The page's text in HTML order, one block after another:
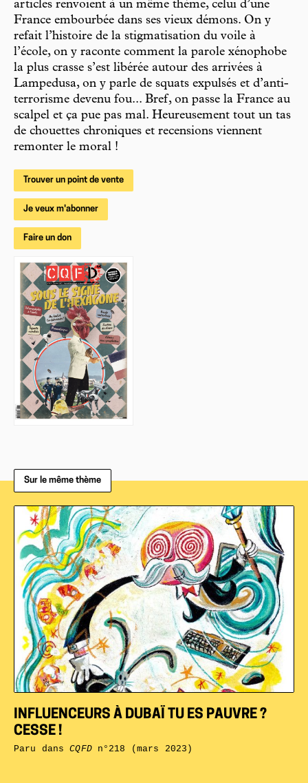
articles renvoient à un même thème, celui d’une
France embourbée dans ses vieux démons. On y
refait l’histoire de la stigmatisation du voile à
l’école, on y raconte comment la parole xénophobe
la plus crasse s’est libérée autour des arrivées à
Lampedusa, on y parle de squats expulsés et d’anti-
terrorisme devenu fou... Bref, on passe la France au
scalpel et ça pue pas mal. Heureusement tout un tas
de chouettes chroniques et recensions viennent
remonter le moral !
Trouver un point de vente
Je veux m'abonner
Faire un don
Sur le même thème
INFLUENCEURS À DUBAÏ TU ES PAUVRE ?
CESSE !
Paru dansCQFDn°218 (mars 2023)